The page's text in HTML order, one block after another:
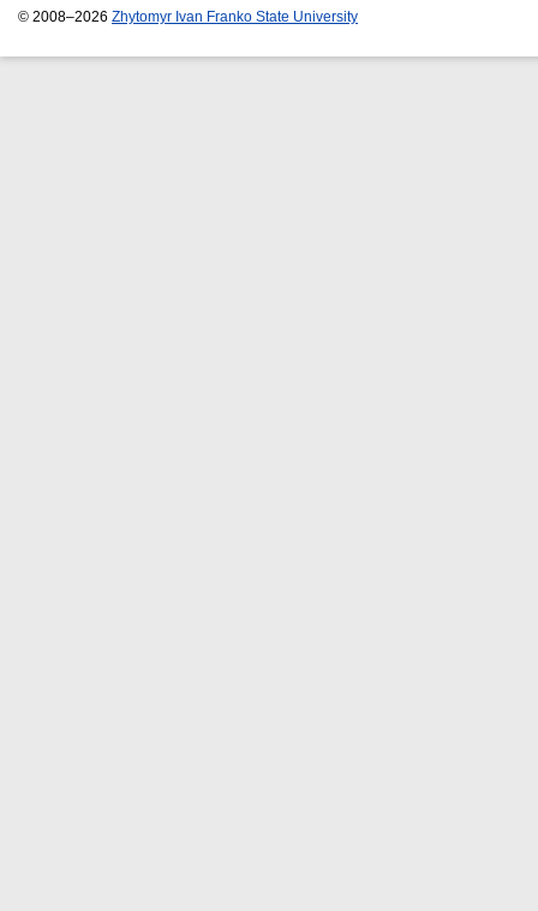
© 2008–2026 Zhytomyr Ivan Franko State University